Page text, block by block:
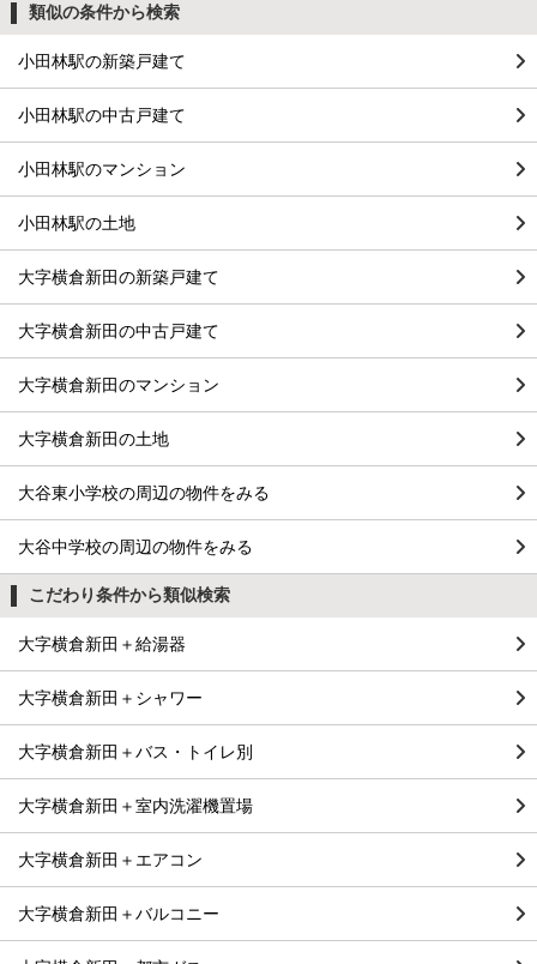
類似の条件から検索
小田林駅の新築戸建て
小田林駅の中古戸建て
小田林駅のマンション
小田林駅の土地
大字横倉新田の新築戸建て
大字横倉新田の中古戸建て
大字横倉新田のマンション
大字横倉新田の土地
大谷東小学校の周辺の物件をみる
大谷中学校の周辺の物件をみる
こだわり条件から類似検索
大字横倉新田＋給湯器
大字横倉新田＋シャワー
大字横倉新田＋バス・トイレ別
大字横倉新田＋室内洗濯機置場
大字横倉新田＋エアコン
大字横倉新田＋バルコニー